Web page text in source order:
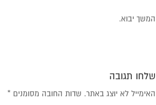
המשך יבוא.
שלחו תגובה
האימייל לא יוצג באתר. שדות החובה מסומנים *